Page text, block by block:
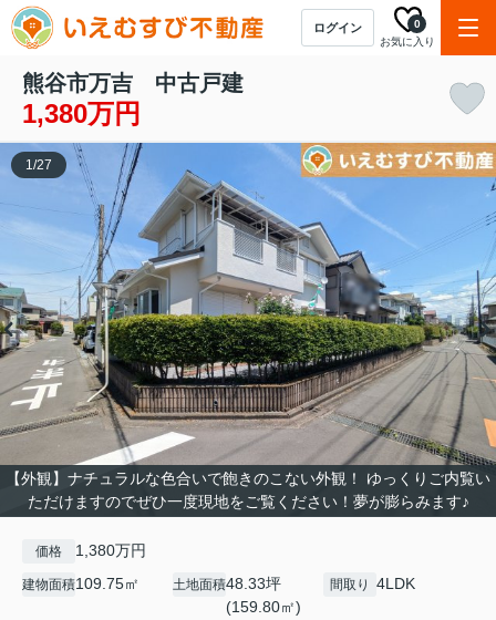
ログイン
お気に入り
0
熊谷市万吉 中古戸建
1,380万円
【外観】ナチュラルな色合いで飽きのこない外観！ ゆっくりご内覧い
ただけますのでぜひ一度現地をご覧ください！夢が膨らみます♪
1/27
価格 1,380万円
建物面積109.75㎡ 土地面積48.33坪
(159.80㎡)
間取り 4LDK